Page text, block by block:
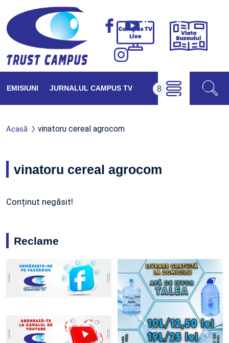
Campus
Viața
EMISIUNI JURNALUL CAMPUS TV
Acasă vinatoru cereal agrocom
vinatoru cereal agrocom
Conținut negăsit!
Reclame